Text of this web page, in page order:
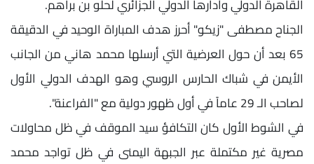
القاهرة الدولي وأدارها الدولي الجزائري لحلو بن براهم.
الجناح مصطفى "زيكو" أحرز هدف المباراة الوحيد في الدقيقة
65 بعد أن حول العرضية التي أرسلها محمد هاني من الجانب
الأيمن في شباك الحارس الروسي وهو الهدف الدولي الأول
لصاحب الـ 29 عاماً في أول ظهور دولية مع "الفراعنة".
في الشوط الأول كان التكافؤ سيد الموقف في ظل محاولات
مصرية غير مكتملة عبر الجبهة اليمنى في ظل تواجد محمد